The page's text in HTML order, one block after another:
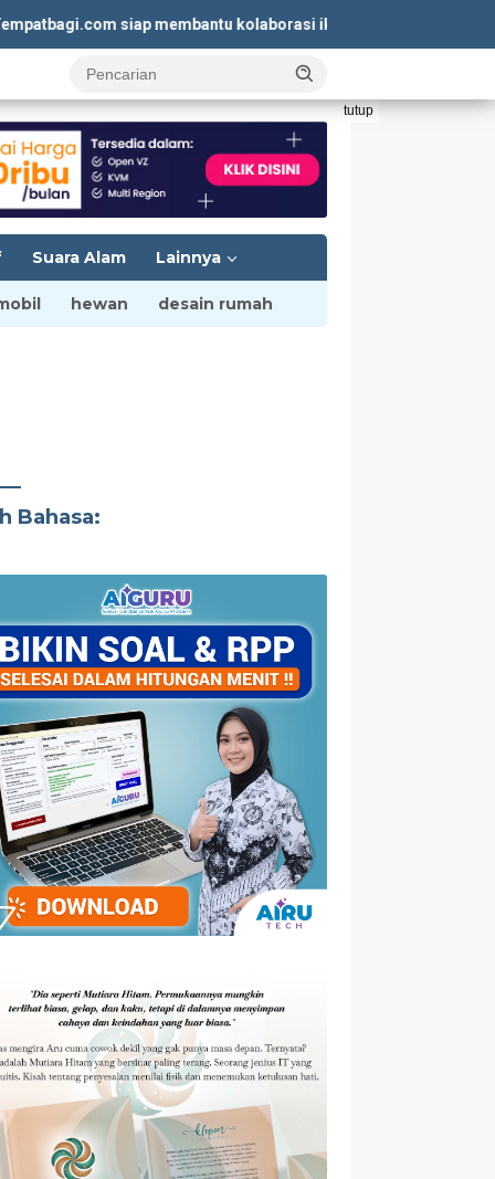
siap membantu kolaborasi iklan yang menguntungkan.
tutup
Suara Alam Lainnya
hewan desain rumah
Bahasa: